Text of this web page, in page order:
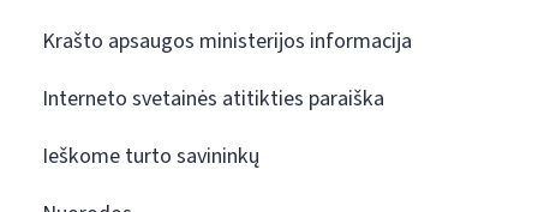
Krašto apsaugos ministerijos informacija
Interneto svetainės atitikties paraiška
Ieškome turto savininkų